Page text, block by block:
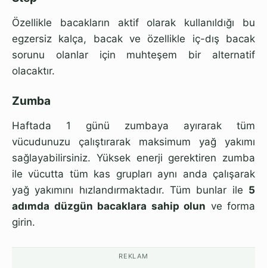
Özellikle bacakların aktif olarak kullanıldığı bu
egzersiz kalça, bacak ve özellikle iç-dış bacak
sorunu olanlar için muhteşem bir alternatif
olacaktır.
Zumba
Haftada 1 günü zumbaya ayırarak tüm
vücudunuzu çalıştırarak maksimum yağ yakımı
sağlayabilirsiniz. Yüksek enerji gerektiren zumba
ile vücutta tüm kas grupları aynı anda çalışarak
yağ yakımını hızlandırmaktadır. Tüm bunlar ile 5
adımda düzgün bacaklara sahip olun ve forma
girin.
REKLAM